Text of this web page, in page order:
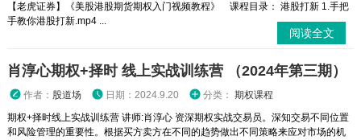
【老虎证券】《美股港股期货期权入门视频教程》 课程目录： 港股打新 1.手把
手教你港股打新.mp4 ...
阅读全文
肖淳心期权+择时 线上实战训练营 （2024年第三期）
作者： 股道场 日期：2024.9.20 分类： 期权课程
期权+择时线上实战训练营 讲师:肖淳心 资深期权实战交易员。深知交易不同位置
和风险管理的重要性。根据买方卖方在不同的趋势做出不同策略来应对市场的机